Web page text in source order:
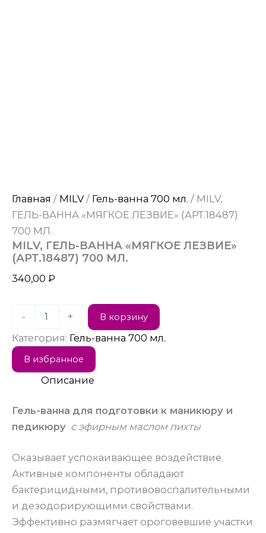
Главная / MILV/ Гель-ванна 700 мл. / MILV,
ГЕЛЬ-ВАННА «МЯГКОЕ ЛЕЗВИЕ» (АРТ.18487)
700 МЛ.
MILV, ГЕЛЬ-ВАННА «МЯГКОЕ ЛЕЗВИЕ»
(АРТ.18487) 700 МЛ.
340,00 ₽
- + В корзину
Категория: Гель-ванна 700 мл.
В избранное
Описание
Гель-ванна для подготовки к маникюру и
педикюру с эфирным маслом пихты
Оказывает успокаивающее воздействие.
Активные компоненты обладают
бактерицидными, противовоспалительными
и дезодорирующими свойствами.
Эффективно размягчает ороговевшие участки